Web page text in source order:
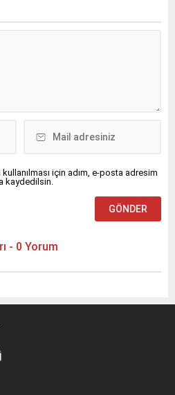
için adım, e-posta adresim
kaydedilsin.
- 0 Yorum